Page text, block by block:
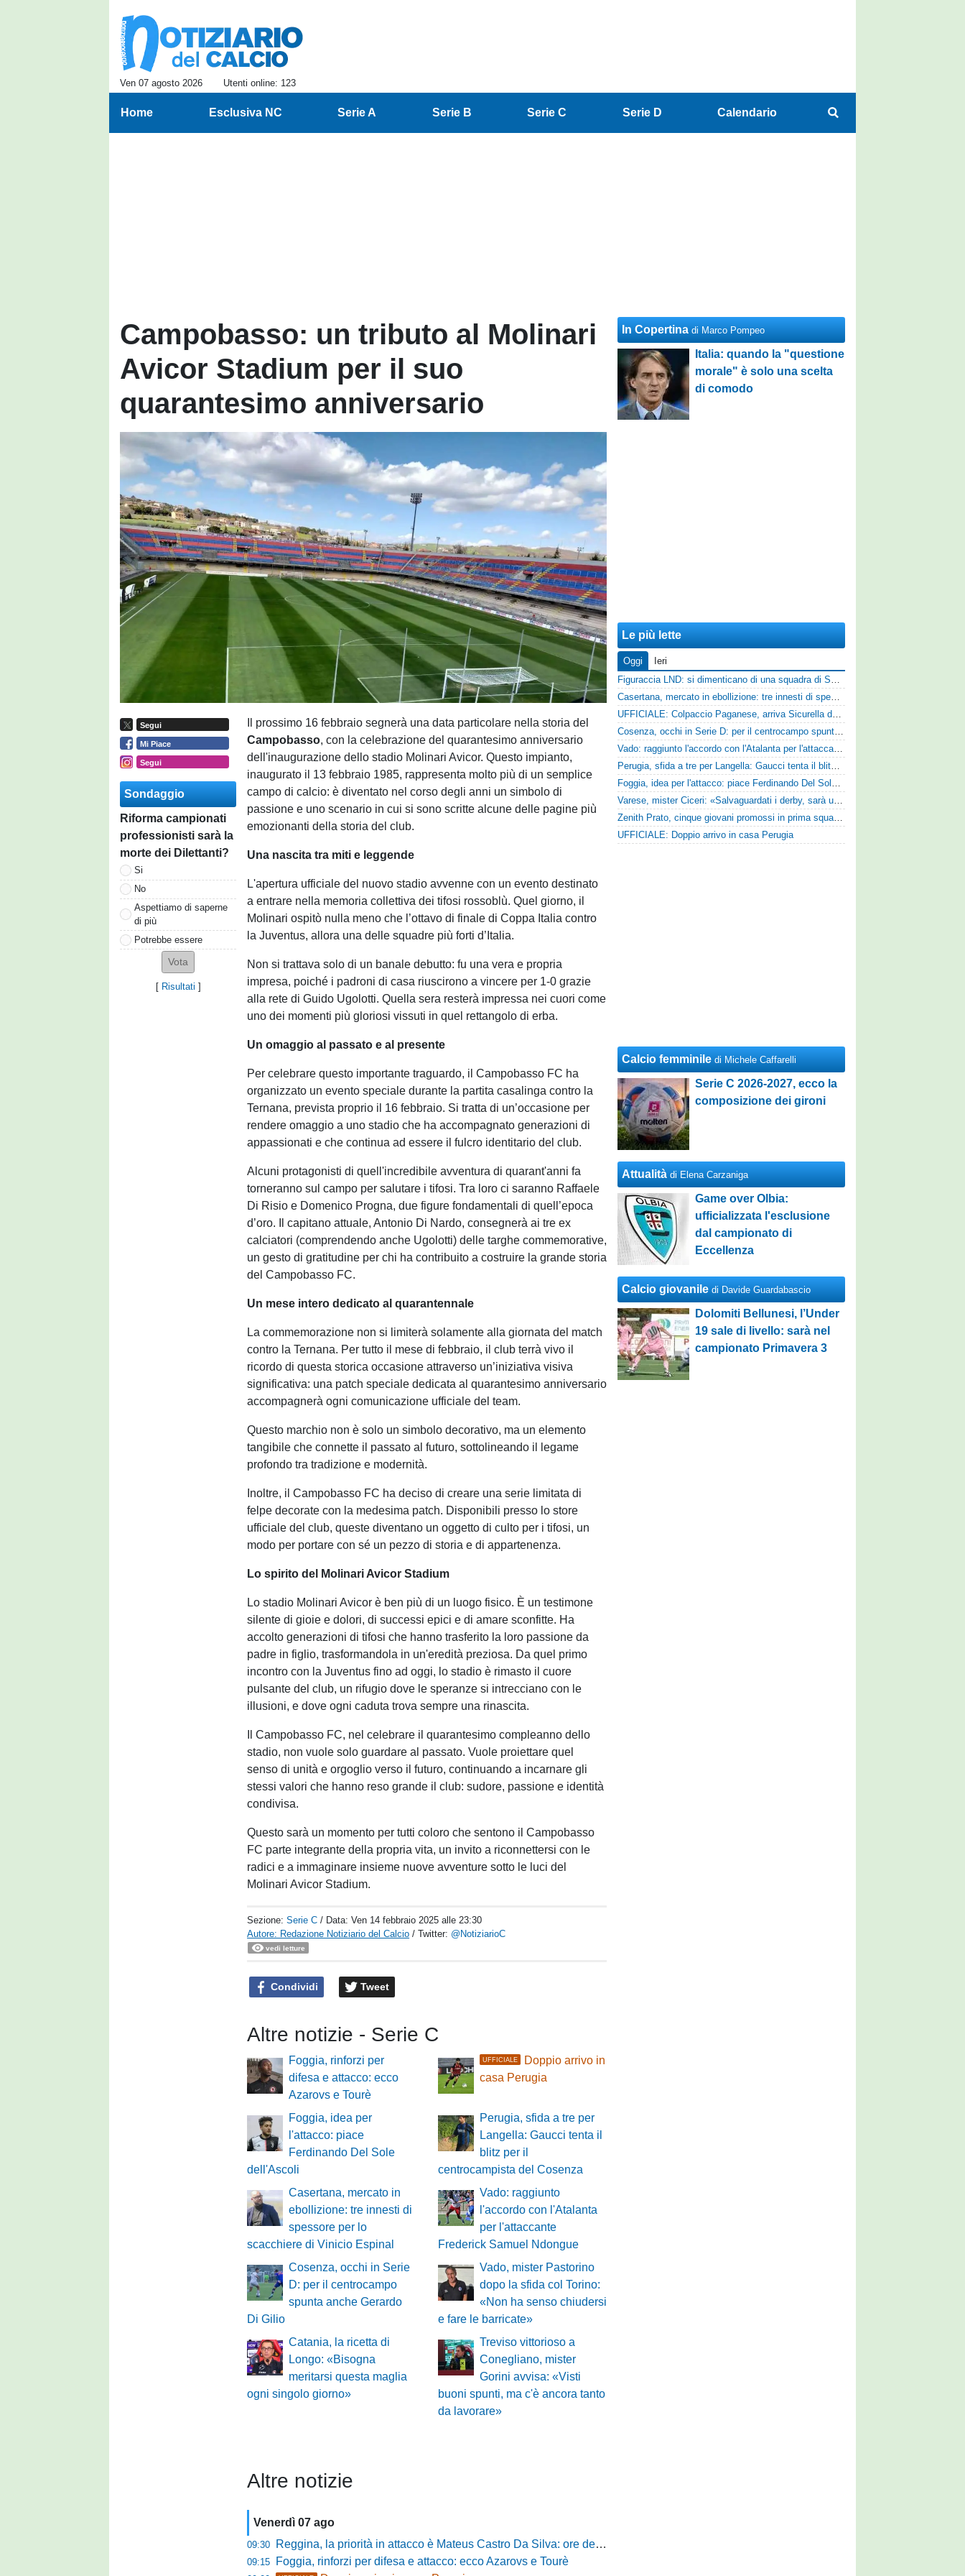
Ven 07 agosto 2026 Utenti online: 123
Home Esclusiva NC Serie A Serie B Serie C Serie D Calendario
Campobasso: un tributo al Molinari
Avicor Stadium per il suo
quarantesimo anniversario
Segui
Mi Piace
Segui
Sondaggio
Riforma campionati
professionisti sarà la
morte dei Dilettanti?
Si
No
Aspettiamo di saperne
di più
Potrebbe essere
[ Risultati ]
Il prossimo 16 febbraio segnerà una data particolare nella storia del
Campobasso, con la celebrazione del quarantesimo anniversario
dell'inaugurazione dello stadio Molinari Avicor. Questo impianto,
inaugurato il 13 febbraio 1985, rappresenta molto più di un semplice
campo di calcio: è diventato nel corso degli anni un simbolo di
passione e uno scenario in cui si sono scritte alcune delle pagine più
emozionanti della storia del club.
Una nascita tra miti e leggende
L'apertura ufficiale del nuovo stadio avvenne con un evento destinato
a entrare nella memoria collettiva dei tifosi rossoblù. Quel giorno, il
Molinari ospitò nulla meno che l’ottavo di finale di Coppa Italia contro
la Juventus, allora una delle squadre più forti d’Italia.
Non si trattava solo di un banale debutto: fu una vera e propria
impresa, poiché i padroni di casa riuscirono a vincere per 1-0 grazie
alla rete di Guido Ugolotti. Quella sera resterà impressa nei cuori come
uno dei momenti più gloriosi vissuti in quel rettangolo di erba.
Un omaggio al passato e al presente
Per celebrare questo importante traguardo, il Campobasso FC ha
organizzato un evento speciale durante la partita casalinga contro la
Ternana, prevista proprio il 16 febbraio. Si tratta di un’occasione per
rendere omaggio a uno stadio che ha accompagnato generazioni di
appassionati e che continua ad essere il fulcro identitario del club.
Alcuni protagonisti di quell'incredibile avventura di quarant'anni fa
torneranno sul campo per salutare i tifosi. Tra loro ci saranno Raffaele
Di Risio e Domenico Progna, due figure fondamentali di quell’epoca
d’oro. Il capitano attuale, Antonio Di Nardo, consegnerà ai tre ex
calciatori (comprendendo anche Ugolotti) delle targhe commemorative,
un gesto di gratitudine per chi ha contribuito a costruire la grande storia
del Campobasso FC.
Un mese intero dedicato al quarantennale
La commemorazione non si limiterà solamente alla giornata del match
contro la Ternana. Per tutto il mese di febbraio, il club terrà vivo il
ricordo di questa storica occasione attraverso un’iniziativa visiva
significativa: una patch speciale dedicata al quarantesimo anniversario
accompagnerà ogni comunicazione ufficiale del team.
Questo marchio non è solo un simbolo decorativo, ma un elemento
tangibile che connette il passato al futuro, sottolineando il legame
profondo tra tradizione e modernità.
Inoltre, il Campobasso FC ha deciso di creare una serie limitata di
felpe decorate con la medesima patch. Disponibili presso lo store
ufficiale del club, queste diventano un oggetto di culto per i tifosi, un
modo per portare con sé un pezzo di storia e di appartenenza.
Lo spirito del Molinari Avicor Stadium
Lo stadio Molinari Avicor è ben più di un luogo fisico. È un testimone
silente di gioie e dolori, di successi epici e di amare sconfitte. Ha
accolto generazioni di tifosi che hanno trasferito la loro passione da
padre in figlio, trasformandola in un'eredità preziosa. Da quel primo
incontro con la Juventus fino ad oggi, lo stadio è rimasto il cuore
pulsante del club, un rifugio dove le speranze si intrecciano con le
illusioni, e dove ogni caduta trova sempre una rinascita.
Il Campobasso FC, nel celebrare il quarantesimo compleanno dello
stadio, non vuole solo guardare al passato. Vuole proiettare quel
senso di unità e orgoglio verso il futuro, continuando a incarnare gli
stessi valori che hanno reso grande il club: sudore, passione e identità
condivisa.
Questo sarà un momento per tutti coloro che sentono il Campobasso
FC parte integrante della propria vita, un invito a riconnettersi con le
radici e a immaginare insieme nuove avventure sotto le luci del
Molinari Avicor Stadium.
Sezione:Serie C / Data:Ven 14 febbraio 2025 alle 23:30
Autore: Redazione Notiziario del Calcio / Twitter: @NotiziarioC
vedi letture
Condividi Tweet
Altre notizie - Serie C
Foggia, rinforzi per
difesa e attacco: ecco
Azarovs e Tourè
UFFICIALE
Doppio arrivo in
casa Perugia
Foggia, idea per
l'attacco: piace
Ferdinando Del Sole
dell'Ascoli
Perugia, sfida a tre per
Langella: Gaucci tenta il
blitz per il
centrocampista del Cosenza
Casertana, mercato in
ebollizione: tre innesti di
spessore per lo
scacchiere di Vinicio Espinal
Vado: raggiunto
l'accordo con l'Atalanta
per l'attaccante
Frederick Samuel Ndongue
Cosenza, occhi in Serie
D: per il centrocampo
spunta anche Gerardo
Di Gilio
Vado, mister Pastorino
dopo la sfida col Torino:
«Non ha senso chiudersi
e fare le barricate»
Catania, la ricetta di
Longo: «Bisogna
meritarsi questa maglia
ogni singolo giorno»
Treviso vittorioso a
Conegliano, mister
Gorini avvisa: «Visti
buoni spunti, ma c'è ancora tanto
da lavorare»
Altre notizie
Venerdì 07 ago
09:30 Reggina, la priorità in attacco è Mateus Castro Da Silva: ore decisive per la fumata bianca
09:15 Foggia, rinforzi per difesa e attacco: ecco Azarovs e Tourè
In Copertina di Marco Pompeo
Italia: quando la "questione
morale" è solo una scelta
di comodo
Le più lette
Oggi
Ieri
Figuraccia LND: si dimenticano di una squadra di Serie D, è da rifare il programma Coppa Italia
Casertana, mercato in ebollizione: tre innesti di spessore per lo scacchiere di Vinicio Espinal
UFFICIALE: Colpaccio Paganese, arriva Sicurella dalla Scafatese
Cosenza, occhi in Serie D: per il centrocampo spunta anche Gerardo Di Gilio
Vado: raggiunto l'accordo con l'Atalanta per l'attaccante Frederick Samuel Ndongue
Perugia, sfida a tre per Langella: Gaucci tenta il blitz per il centrocampista del Cosenza
Foggia, idea per l'attacco: piace Ferdinando Del Sole dell'Ascoli
Varese, mister Ciceri: «Salvaguardati i derby, sarà un campionato avvincente»
Zenith Prato, cinque giovani promossi in prima squadra
UFFICIALE: Doppio arrivo in casa Perugia
Calcio femminile di Michele Caffarelli
Serie C 2026-2027, ecco la
composizione dei gironi
Attualità di Elena Carzaniga
Game over Olbia:
ufficializzata l'esclusione
dal campionato di
Eccellenza
Calcio giovanile di Davide Guardabascio
Dolomiti Bellunesi, l’Under
19 sale di livello: sarà nel
campionato Primavera 3